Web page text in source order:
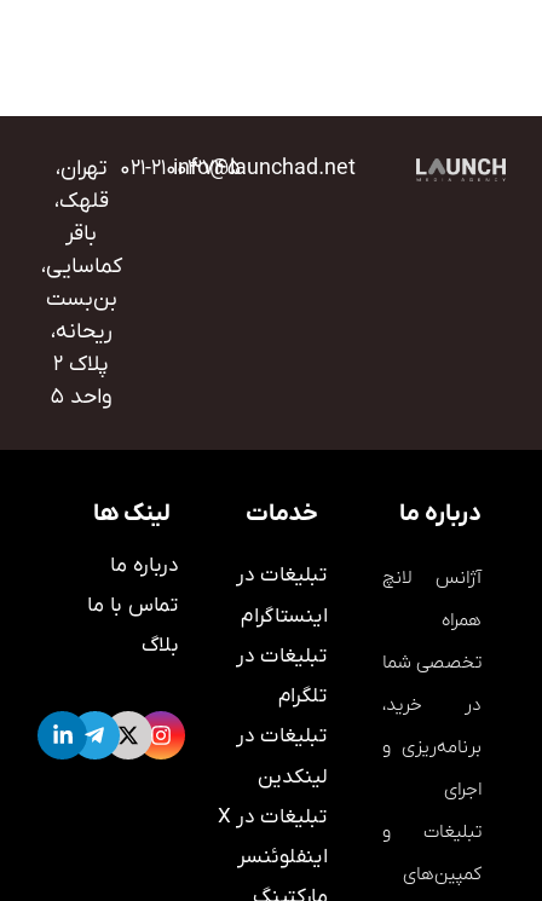
info@launchad.net
۰۲۱-۲۱۰۰۳۷۴۵ تهران،
قلهک،
باقر
کماسایی،
بن‌بست
ریحانه،
پلاک ۲
واحد ۵
درباره ما
آژانس لانچ
همراه
تخصصی شما
در خرید،
برنامه‌ریزی و
اجرای
تبلیغات و
کمپین‌های
خدمات
تبلیغات در
اینستاگرام
تبلیغات در
تلگرام
تبلیغات در
لینکدین
تبلیغات در X
اینفلوئنسر
لینک ها
درباره ما
تماس با ما
بلاگ